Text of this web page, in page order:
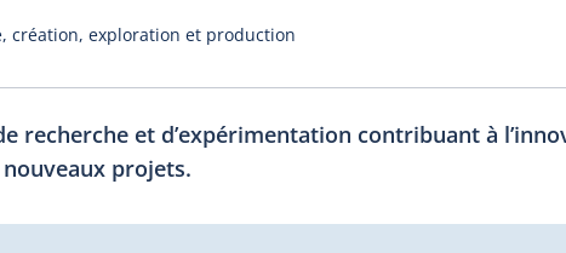
création, exploration et production
recherche et d’expérimentation contribuant à
projets.